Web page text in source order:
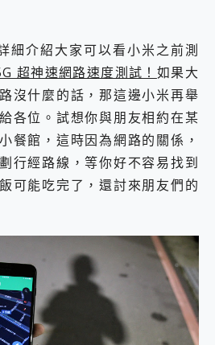
細介紹大家可以看小米之前測
超神速網路速度測試！ 如果大
沒什麼的話，那這邊小米再舉
各位。試想你與朋友相約在某
餐館，這時因為網路的關係，
行經路線，等你好不容易找到
可能吃完了，還討來朋友們的